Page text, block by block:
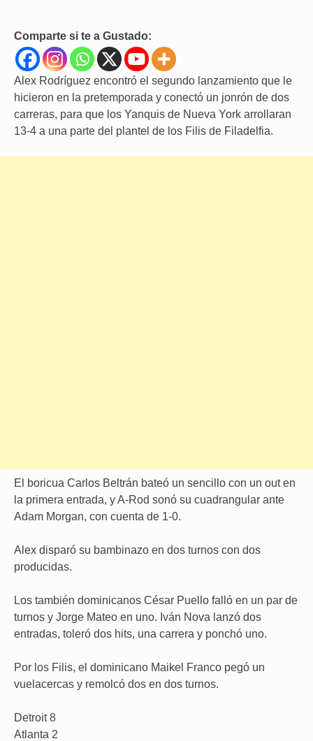
Comparte si te a Gustado:
Alex Rodríguez encontró el segundo lanzamiento que le
hicieron en la pretemporada y conectó un jonrón de dos
carreras, para que los Yanquis de Nueva York arrollaran
13-4 a una parte del plantel de los Filis de Filadelfia.
El boricua Carlos Beltrán bateó un sencillo con un out en
la primera entrada, y A-Rod sonó su cuadrangular ante
Adam Morgan, con cuenta de 1-0.
Alex disparó su bambinazo en dos turnos con dos
producidas.
Los también dominicanos César Puello falló en un par de
turnos y Jorge Mateo en uno. Iván Nova lanzó dos
entradas, toleró dos hits, una carrera y ponchó uno.
Por los Filis, el dominicano Maikel Franco pegó un
vuelacercas y remolcó dos en dos turnos.
Detroit 8
Atlanta 2